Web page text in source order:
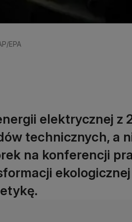
EPA
elektrycznej z
technicznych, a
na konferencji
ekologicznej